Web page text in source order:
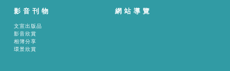
影音刊物
文宣出版品
影音欣賞
相簿分享
環景欣賞
網站導覽